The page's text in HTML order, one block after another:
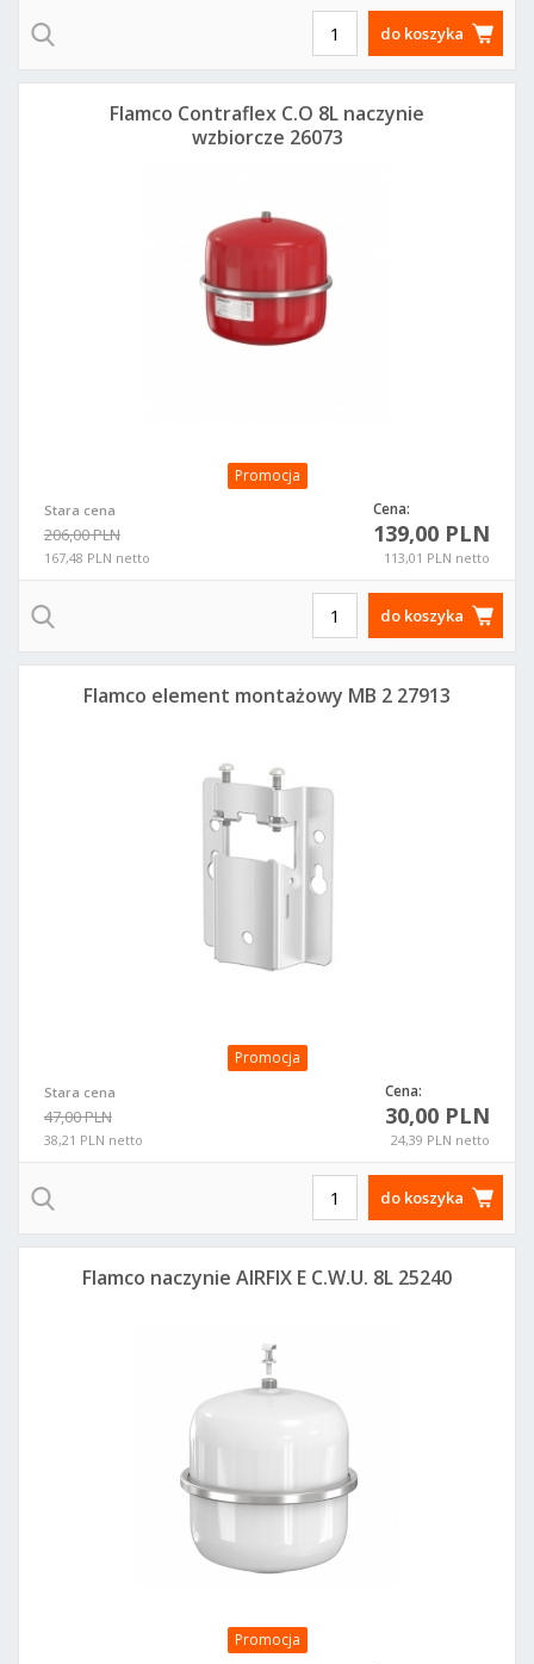
do koszyka
Promocja
Stara cena
206,00 PLN
167,48 PLN netto
Cena:
139,00 PLN
113,01 PLN netto
Flamco Contraflex C.O 8L naczynie
wzbiorcze 26073
do koszyka
Promocja
Stara cena
47,00 PLN
38,21 PLN netto
Cena:
30,00 PLN
24,39 PLN netto
Flamco element montażowy MB 2 27913
do koszyka
Promocja
Flamco naczynie AIRFIX E C.W.U. 8L 25240